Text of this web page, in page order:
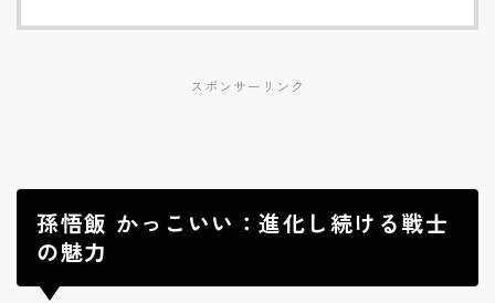
スポンサーリンク
孫悟飯 かっこいい：進化し続ける戦士
の魅力